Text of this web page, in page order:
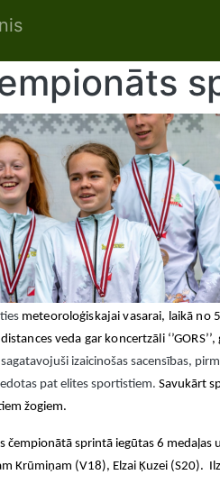
meteoroloģiskajai vasarai, laikā no
veda gar koncertzāli
izaicinošas sacensības,
pat elites sportistiem. Savukārt
žogiem.
čempionātā sprintā iegūtas 6
Krūmiņam (V18), Elzai Ķuzei (S20).